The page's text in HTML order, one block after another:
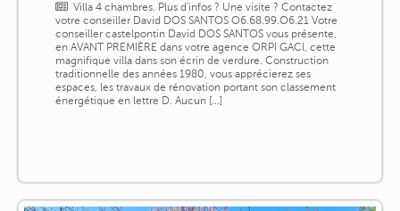
Villa 4 chambres. Plus d'infos ? Une visite ? Contactez
votre conseiller David DOS SANTOS O6.68.99.O6.21 Votre
conseiller castelpontin David DOS SANTOS vous présente,
en AVANT PREMIÈRE dans votre agence ORPI GACI, cette
magnifique villa dans son écrin de verdure. Construction
traditionnelle des années 1980, vous apprécierez ses
espaces, les travaux de rénovation portant son classement
énergétique en lettre D. Aucun [...]